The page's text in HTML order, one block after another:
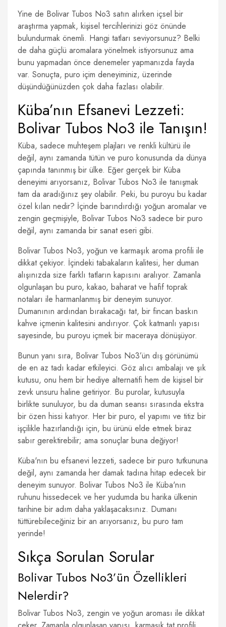
Yine de Bolivar Tubos No3 satın alırken içsel bir
araştırma yapmak, kişisel tercihlerinizi göz önünde
bulundurmak önemli. Hangi tatları seviyorsunuz? Belki
de daha güçlü aromalara yönelmek istiyorsunuz ama
bunu yapmadan önce denemeler yapmanızda fayda
var. Sonuçta, puro içim deneyiminiz, üzerinde
düşündüğünüzden çok daha fazlası olabilir.
Küba’nın Efsanevi Lezzeti:
Bolivar Tubos No3 ile Tanışın!
Küba, sadece muhteşem plajları ve renkli kültürü ile
değil, aynı zamanda tütün ve puro konusunda da dünya
çapında tanınmış bir ülke. Eğer gerçek bir Küba
deneyimi arıyorsanız, Bolivar Tubos No3 ile tanışmak
tam da aradığınız şey olabilir. Peki, bu puroyu bu kadar
özel kılan nedir? İçinde barındırdığı yoğun aromalar ve
zengin geçmişiyle, Bolivar Tubos No3 sadece bir puro
değil, aynı zamanda bir sanat eseri gibi.
Bolivar Tubos No3, yoğun ve karmaşık aroma profili ile
dikkat çekiyor. İçindeki tabakaların kalitesi, her duman
alışınızda size farklı tatların kapısını aralıyor. Zamanla
olgunlaşan bu puro, kakao, baharat ve hafif toprak
notaları ile harmanlanmış bir deneyim sunuyor.
Dumanının ardından bırakacağı tat, bir fincan baskın
kahve içmenin kalitesini andırıyor. Çok katmanlı yapısı
sayesinde, bu puroyu içmek bir maceraya dönüşüyor.
Bunun yanı sıra, Bolivar Tubos No3’ün dış görünümü
de en az tadı kadar etkileyici. Göz alıcı ambalajı ve şık
kutusu, onu hem bir hediye alternatifi hem de kişisel bir
zevk unsuru haline getiriyor. Bu purolar, kutusuyla
birlikte sunuluyor, bu da duman seansı sırasında ekstra
bir özen hissi katıyor. Her bir puro, el yapımı ve titiz bir
işçilikle hazırlandığı için, bu ürünü elde etmek biraz
sabır gerektirebilir; ama sonuçlar buna değiyor!
Küba'nın bu efsanevi lezzeti, sadece bir puro tutkununa
değil, aynı zamanda her damak tadına hitap edecek bir
deneyim sunuyor. Bolivar Tubos No3 ile Küba'nın
ruhunu hissedecek ve her yudumda bu harika ülkenin
tarihine bir adım daha yaklaşacaksınız. Dumanı
tüttürebileceğiniz bir an arıyorsanız, bu puro tam
yerinde!
Sıkça Sorulan Sorular
Bolivar Tubos No3’ün Özellikleri
Nelerdir?
Bolivar Tubos No3, zengin ve yoğun aroması ile dikkat